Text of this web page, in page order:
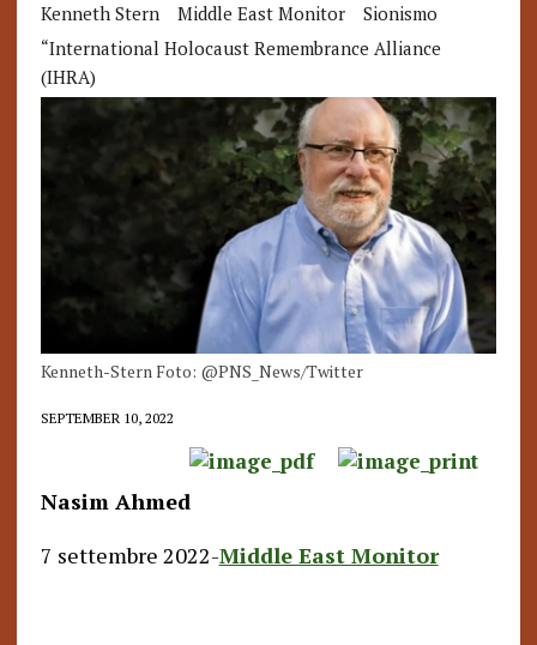
Kenneth Stern
Middle East Monitor
Sionismo
“International Holocaust Remembrance Alliance
(IHRA)
Kenneth-Stern Foto: @PNS_News/Twitter
SEPTEMBER 10, 2022
Nasim Ahmed
7 settembre 2022-Middle East Monitor